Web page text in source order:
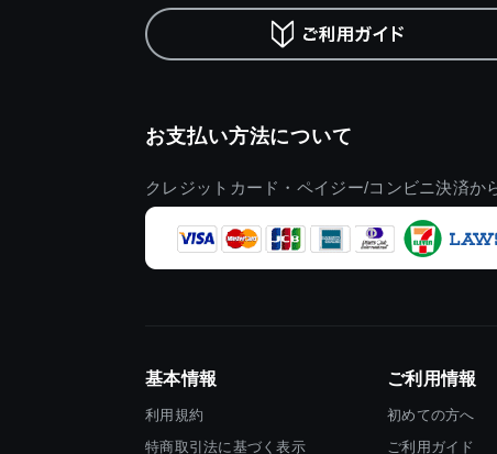
お支払い方法について
クレジットカード・ペイジー/コンビニ決済か
基本情報
利用規約
特商取引法に基づく表示
ご利用情報
初めての方へ
ご利用ガイド